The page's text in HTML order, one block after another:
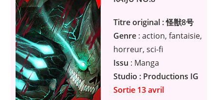
Titre original : 怪獣8号
Genre: action, fantaisie,
horreur, sci-fi
Issu : Manga
Studio : Productions IG
Sortie 13 avril